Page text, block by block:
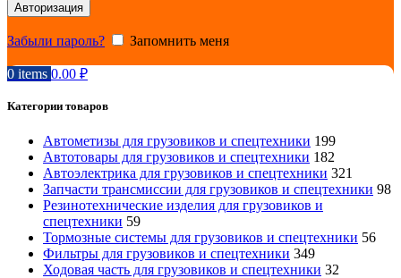
Авторизация
Забыли пароль? Запомнить меня
0 items 0.00 ₽
Категории товаров
Автометизы для грузовиков и спецтехники 199
Автотовары для грузовиков и спецтехники 182
Автоэлектрика для грузовиков и спецтехники 321
Запчасти трансмиссии для грузовиков и спецтехники 98
Резинотехнические изделия для грузовиков и
спецтехники 59
Тормозные системы для грузовиков и спецтехники 56
Фильтры для грузовиков и спецтехники 349
Ходовая часть для грузовиков и спецтехники 32